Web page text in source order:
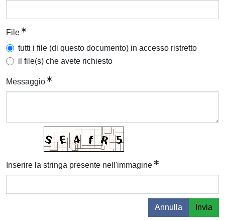
File
tutti i file (di questo documento) in accesso ristretto
il file(s) che avete richiesto
Messaggio
Inserire la stringa presente nell'immagine
Annulla Invia